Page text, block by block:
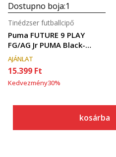
Dostupno boja:1
Puma FUTURE 9 PLAY
FG/AG Jr PUMA Black-
Glowin
Tinédzser futballcipő
AJÁNLAT
15.399 Ft
Kedvezmény30%
kosárba